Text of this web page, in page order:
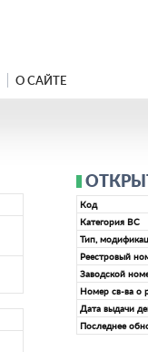
О САЙТЕ
Код
Категория ВС
Тип,
Реестровый
Заводской
Номер св-ва о
Дата выдачи
Последнее